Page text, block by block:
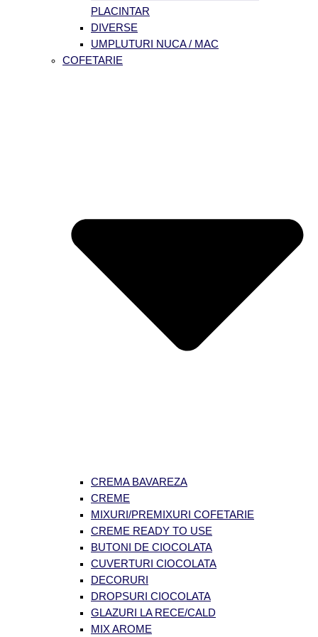
PLACINTAR
DIVERSE
UMPLUTURI NUCA / MAC
COFETARIE
CREMA BAVAREZA
CREME
MIXURI/PREMIXURI COFETARIE
CREME READY TO USE
BUTONI DE CIOCOLATA
CUVERTURI CIOCOLATA
DECORURI
DROPSURI CIOCOLATA
GLAZURI LA RECE/CALD
MIX AROME